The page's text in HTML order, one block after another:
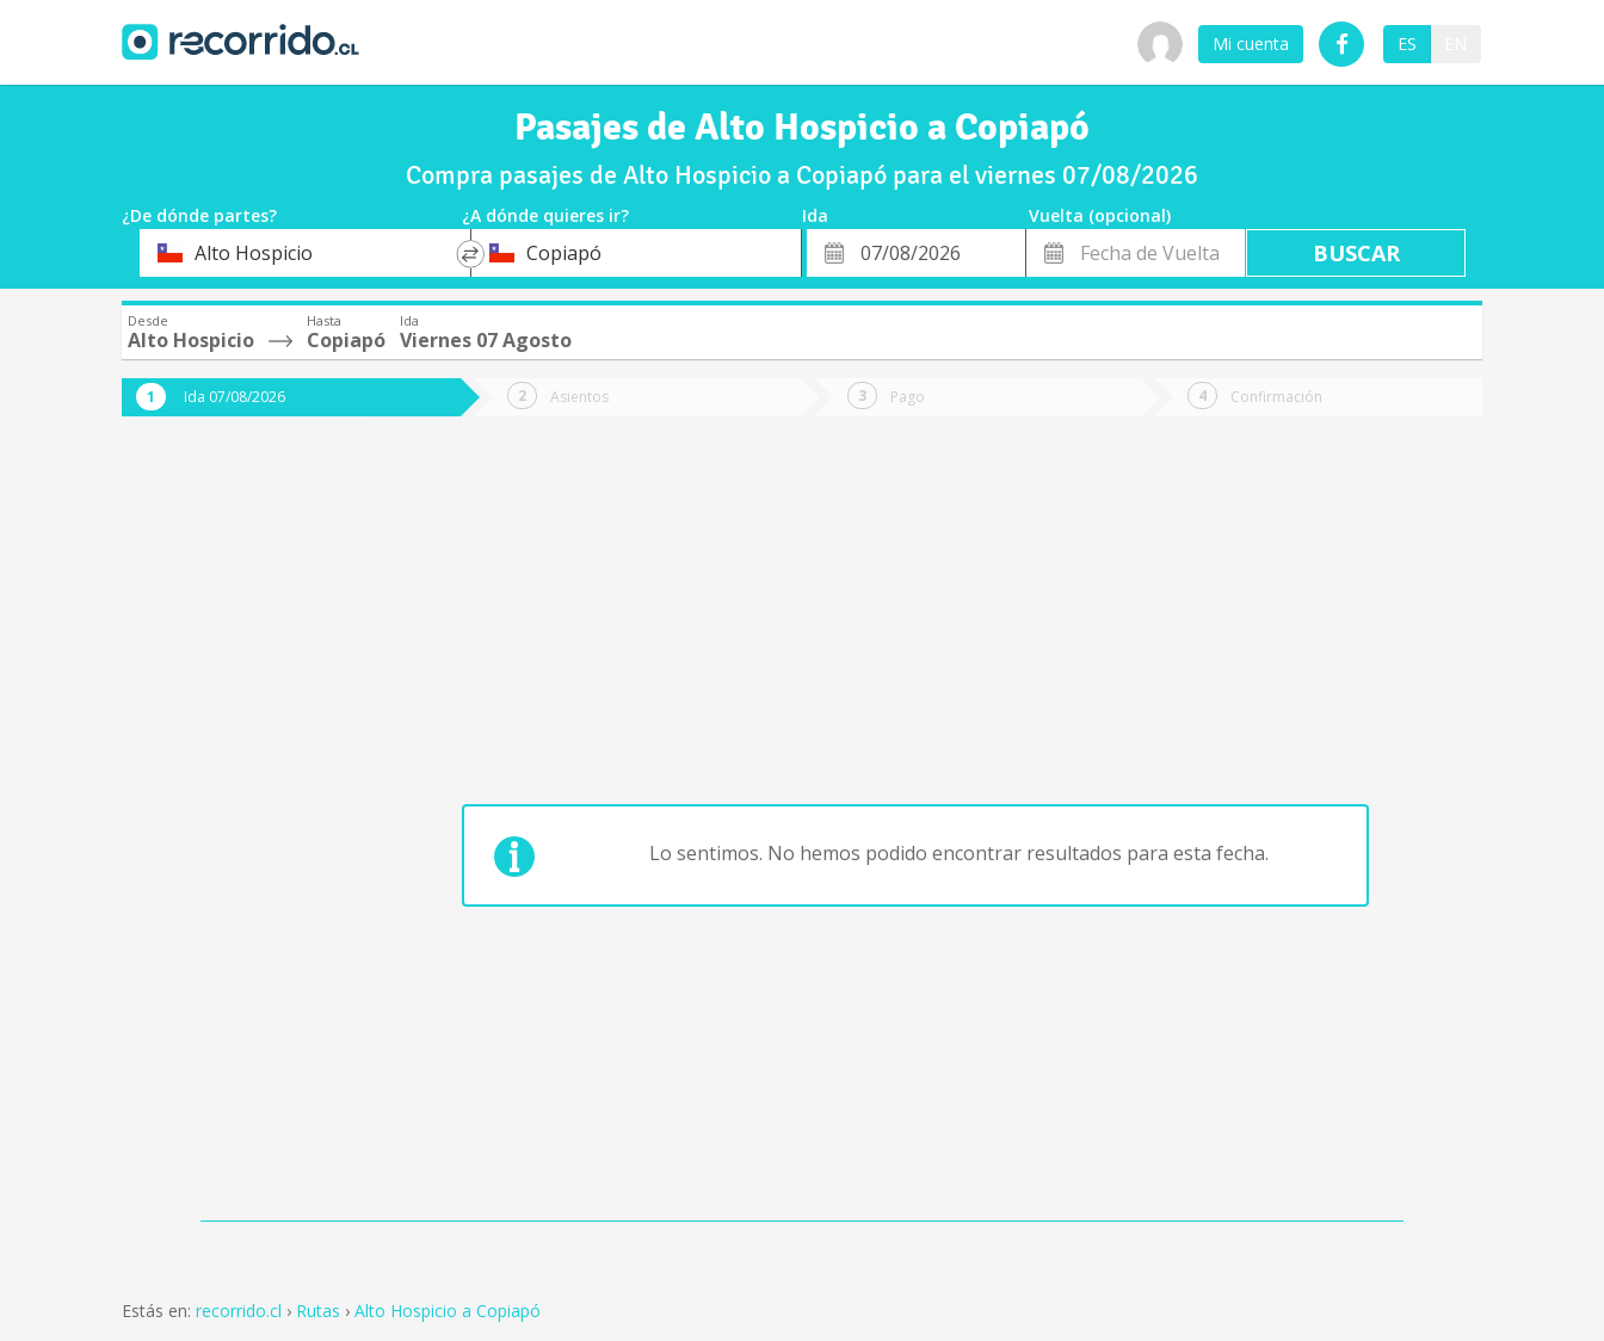
Mi cuenta ES
Pasajes de Alto Hospicio a Copiapó
Compra pasajes de Alto Hospicio a Copiapó para el viernes 07/08/2026
¿De dónde partes? ¿A dónde quieres ir? Ida
Vuelta (opcional)
OrigenAlto Hospicio
*
DestinoCopiapó
Fecha
de
Fecha
de
Vuelta
Desde
Alto Hospicio
Hasta
Copiapó
Ida
Viernes 07 Agosto
Ida 07/08/2026 Asientos Pago Confirmación
Lo sentimos. No hemos podido encontrar resultados para esta fecha.
Estás en: recorrido.cl Rutas Alto Hospicio a Copiapó